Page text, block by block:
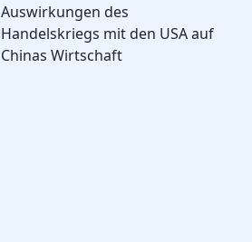
Auswirkungen des
Handelskriegs mit den USA auf
Chinas Wirtschaft